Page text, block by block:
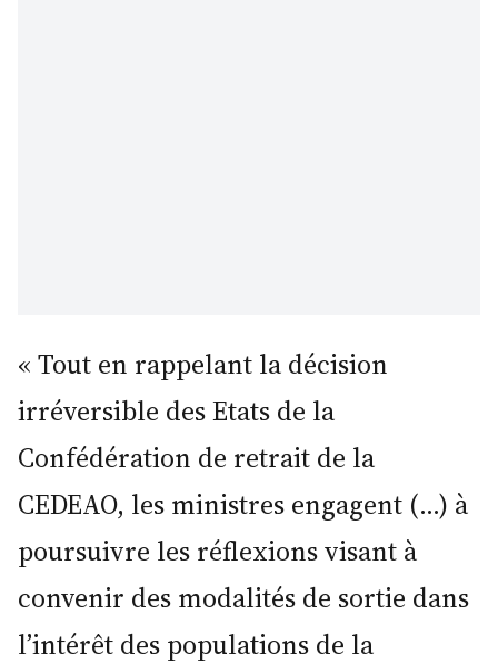
« Tout en rappelant la décision
irréversible des Etats de la
Confédération de retrait de la
CEDEAO, les ministres engagent (…) à
poursuivre les réflexions visant à
convenir des modalités de sortie dans
l’intérêt des populations de la